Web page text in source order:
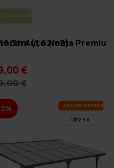
(1.62m2)
BEZ­MAK­SAS PIE­GĀ­DE
Auto Noma
€
€
VA­SA­RAS IZ­SKA­ŅA
LĪDZ 9.8.